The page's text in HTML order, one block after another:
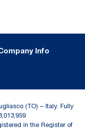
Info
(TO) – Italy. Fully
in the Register of